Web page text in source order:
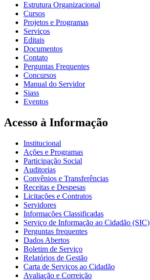
Estrutura Organizacional
Cursos
Projetos e Programas
Serviços
Editais
Documentos
Contato
Perguntas Frequentes
Concursos
Manual do Servidor
Siass
Eventos
Acesso à Informação
Institucional
Ações e Programas
Participação Social
Auditorias
Convênios e Transferências
Receitas e Despesas
Licitações e Contratos
Servidores
Informações Classificadas
Serviço de Informação ao Cidadão (SIC)
Perguntas frequentes
Dados Abertos
Boletim de Serviço
Relatórios de Gestão
Carta de Serviços ao Cidadão
Avaliação e Correição